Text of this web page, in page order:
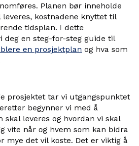
Planen bør inneholde
leveres, kostnadene knyttet til
tidsplan. I dette
deg en steg-for-steg guide til
en prosjektplan og hva som
prosjektet tar vi utgangspunktet
begynner vi med å
skal leveres og hvordan vi skal
vite når og hvem som kan bidra
mye det vil koste. Det er viktig å